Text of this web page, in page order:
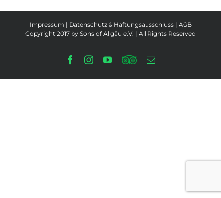
Impressum | Datenschutz & Haftungsausschluss| AGB
Copyright 2017 by Sons of Allgäu e.V. | All Rights Reserved
FacebookInstagram
YouTube
TripadvisorE-